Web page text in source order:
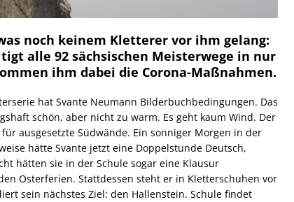
noch keinem Kletterer vor ihm gelang:
alle 92 sächsischen Meisterwege in nur
ihm dabei die Corona-Maßnahmen.
hat Svante Neumann Bilderbuchbedingungen. Das
schön, aber nicht zu warm. Es geht kaum Wind. Der
ausgesetzte Südwände. Ein sonniger Morgen in der
hätte Svante jetzt eine Doppelstunde Deutsch,
hätten sie in der Schule sogar eine Klausur
Osterferien. Stattdessen steht er in Kletterschuhen vor
sein nächstes Ziel: den Hallenstein. Schule findet